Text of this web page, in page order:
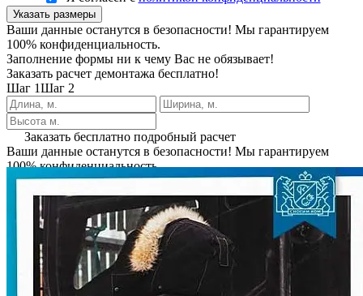
Указать размеры
Ваши данные останутся в безопасности! Мы гарантируем
100% конфиденциальность.
Заполнение формы ни к чему Вас не обязывает!
Заказать расчет демонтажа бесплатно!
Шаг 1Шаг 2
Заказать бесплатно подробный расчет
Ваши данные останутся в безопасности! Мы гарантируем
100% конфиденциальность.
Заполнение формы ни к чему Вас не обязывает!
Заказать расчет демонтажа бесплатно!
Спасибо за обращение, мы вам
обязательно перезвоним!